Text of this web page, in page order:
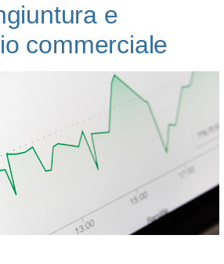
e
commerciale